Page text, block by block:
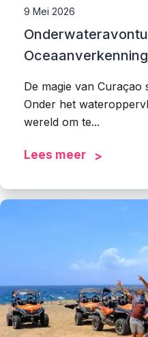
9 Mei 2026
De magie van Curaçao
Onder het
wereld om te...
Lees meer